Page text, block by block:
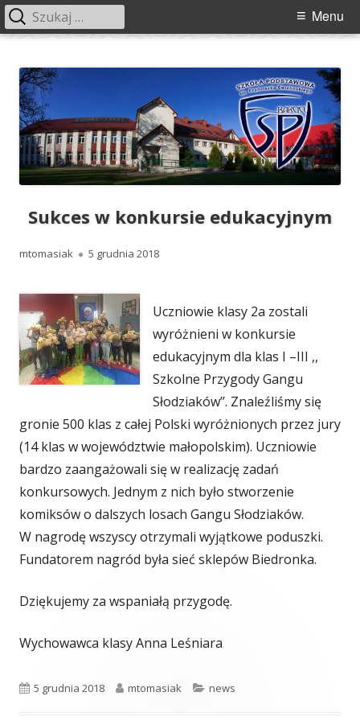
treści
Świebockiego w Barcicach
Menu
Menu
Szukaj:
Sukces w konkursie edukacyjnym
Autor
mtomasiak Opublikowano
5 grudnia 2018
Uczniowie klasy 2a zostali
wyróżnieni w konkursie
edukacyjnym dla klas I –III ,,
Szkolne Przygody Gangu
Słodziaków’’. Znaleźliśmy się
gronie 500 klas z całej Polski wyróżnionych przez jury
(14 klas w województwie małopolskim). Uczniowie
bardzo zaangażowali się w realizację zadań
konkursowych. Jednym z nich było stworzenie
komiksów o dalszych losach Gangu Słodziaków.
W nagrodę wszyscy otrzymali wyjątkowe poduszki.
Fundatorem nagród była sieć sklepów Biedronka.
Dziękujemy za wspaniałą przygodę.
Wychowawca klasy Anna Leśniara
Opublikowano
5 grudnia 2018 Autor
mtomasiak Kategorie
news